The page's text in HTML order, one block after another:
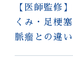
【医師監修
くみ・足梗
脈瘤との違い